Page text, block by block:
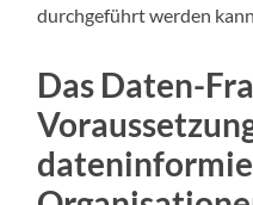
durchgeführt werden
Das Daten-